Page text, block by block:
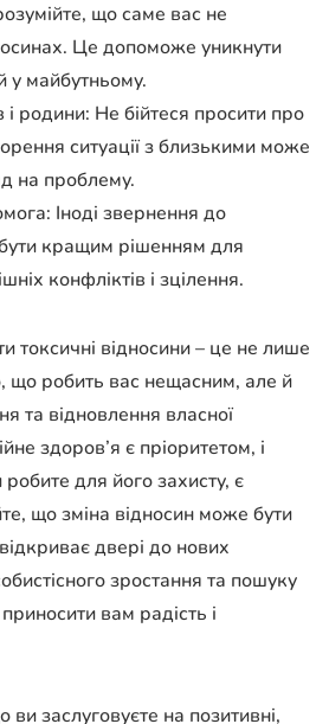
що саме вас не
Це допоможе уникнути
у майбутньому.
і родини: Не бійтеся просити про
ситуації з близькими може
на проблему.
Іноді звернення до
кращим рішенням для
конфліктів і зцілення.
токсичні відносини – це не лише
що робить вас нещасним, але й
та відновлення власної
здоров’я є пріоритетом, і
для його захисту, є
що зміна відносин може бути
двері до нових
зростання та пошуку
вам радість і
заслуговуєте на позитивні,